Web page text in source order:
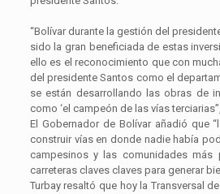
“Bolívar durante la gestión del
sido la gran beneficiada de estas
ello es el reconocimiento que con
del presidente Santos como el
se están desarrollando las obras de
como ‘el campeón de las vías
El Gobernador de Bolívar añadió que
construir vías en donde nadie había
campesinos y las comunidades más
carreteras claves claves para generar
Turbay resaltó que hoy la Transversal